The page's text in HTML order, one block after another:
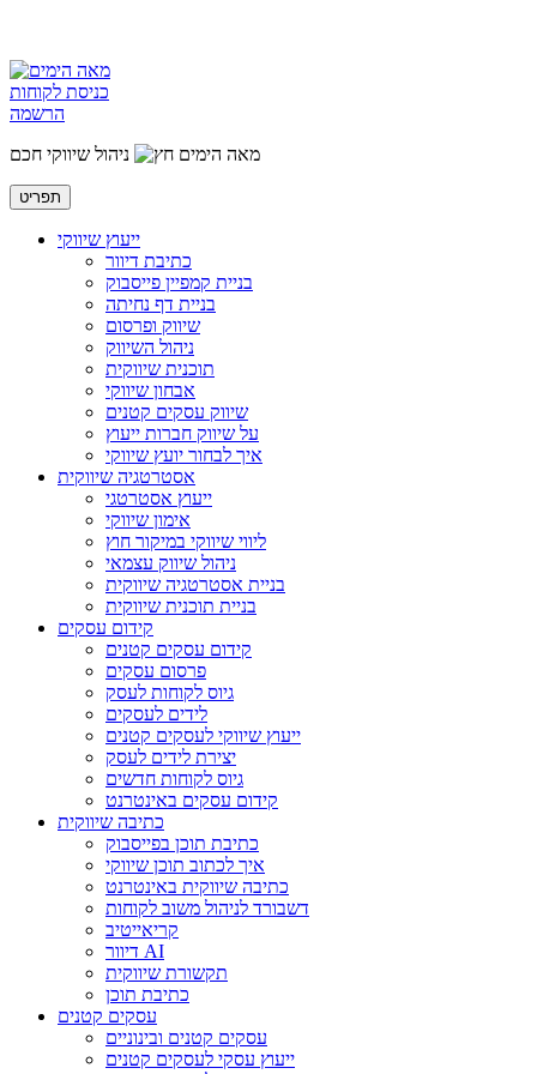
כניסת לקוחות
הרשמה
מאה הימים
ניהול שיווקי חכם
תפריט
ייעוץ שיווקי
כתיבת דיוור
בניית קמפיין פייסבוק
בניית דף נחיתה
שיווק ופרסום
ניהול השיווק
תוכנית שיווקית
אבחון שיווקי
שיווק עסקים קטנים
על שיווק חברות ייעוץ
איך לבחור יועץ שיווקי
אסטרטגיה שיווקית
ייעוץ אסטרטגי
אימון שיווקי
ליווי שיווקי במיקור חוץ
ניהול שיווק עצמאי
בניית אסטרטגיה שיווקית
בניית תוכנית שיווקית
קידום עסקים
קידום עסקים קטנים
פרסום עסקים
גיוס לקוחות לעסק
לידים לעסקים
ייעוץ שיווקי לעסקים קטנים
יצירת לידים לעסק
גיוס לקוחות חדשים
קידום עסקים באינטרנט
כתיבה שיווקית
כתיבת תוכן בפייסבוק
איך לכתוב תוכן שיווקי
כתיבה שיווקית באינטרנט
דשבורד לניהול משוב לקוחות
קריאייטיב
דיוור AI
תקשורת שיווקית
כתיבת תוכן
עסקים קטנים
עסקים קטנים ובינוניים
ייעוץ עסקי לעסקים קטנים